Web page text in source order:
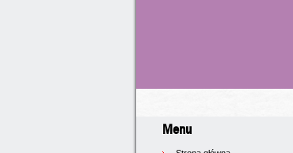
Menu